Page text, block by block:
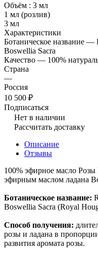
Объём : 3 мл
1 мл (розлив)
3 мл
Характеристики
Ботаническое название —
Boswellia Sacra
Качество — 100%
Страна
—
Россия
10 500 ₽
Подписаться
Нет в наличии
Рассчитать доставку
Описание
Отзывы
100% эфирное масло
эфирным маслом ладана
Ботаническое название:
Boswellia Sacra (Royal
Способ получения:
розы и ладана в
развития аромата розы.